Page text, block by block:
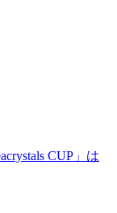
CUP」は